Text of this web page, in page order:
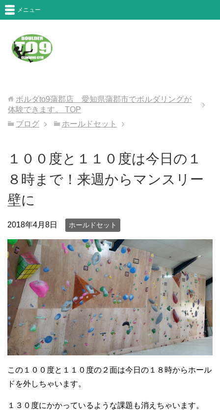
メニュー
ボルダto9蒲郡店 愛知県蒲郡市でボルダリングが
体験できます。
TOP
ブログ
ホールドセット
１００度と１１０度は今日の１
８時まで！来週からマンスリー
壁に
2018年4月8日 ホールドセット
この１００度と１１０度の２面は今日の１８時からホール
ドを外しちゃいます。
１３０度にかかっているような課題も消えちゃいます。